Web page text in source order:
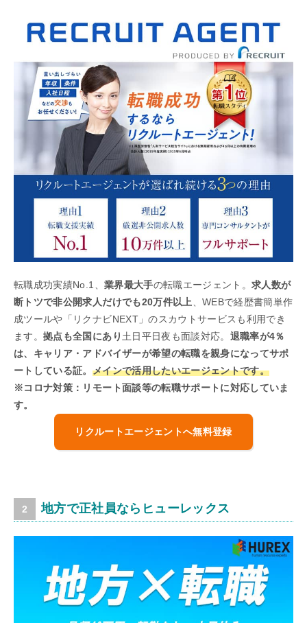
転職成功実績No.1、 業界最大手の転職エージェント。求人数が
断トツで非公開求人だけでも20万件以上、WEBで経歴書簡単作
成ツールや「リクナビNEXT」のスカウトサービスも利用でき
ます。拠点も全国にあり土日平日夜も面談対応。 退職率が4％
は、キャリア・アドバイザーが希望の転職を親身になってサポ
ートしている証。 メインで活用したいエージェントです。
※コロナ対策：リモート面談等の転職サポートに対応していま
す。
リクルートエージェントへ無料登録
地方で正社員ならヒューレックス